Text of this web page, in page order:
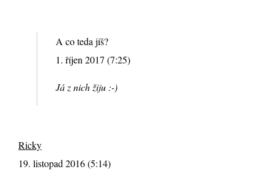
A co teda jíš?
1. říjen 2017 (7:25)
Já z nich žiju :-)
Ricky
19. listopad 2016 (5:14)